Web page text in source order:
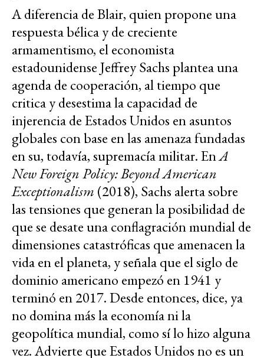
A diferencia de Blair, quien propone una
respuesta bélica y de creciente
armamentismo, el economista
estadounidense Jeffrey Sachs plantea una
agenda de cooperación, al tiempo que
critica y desestima la capacidad de
injerencia de Estados Unidos en asuntos
globales con base en las amenaza fundadas
en su, todavía, supremacía militar. EnA
New Foreign Policy: Beyond American
Exceptionalism (2018), Sachs alerta sobre
las tensiones que generan la posibilidad de
que se desate una conflagración mundial de
dimensiones catastróficas que amenacen la
vida en el planeta, y señala que el siglo de
dominio americano empezó en 1941 y
terminó en 2017. Desde entonces, dice, ya
no domina más la economía ni la
geopolítica mundial, como sí lo hizo alguna
vez. Advierte que Estados Unidos no es un